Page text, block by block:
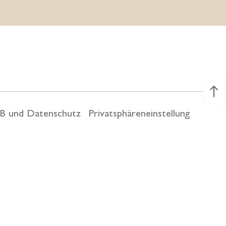
north
und Datenschutz Privatsphäreneinstellung